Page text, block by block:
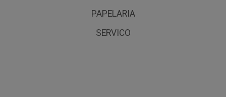
PAPELARIA
SERVICO